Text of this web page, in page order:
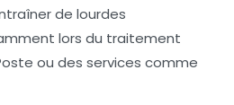
de lourdes
lors du traitement
ou des services comme